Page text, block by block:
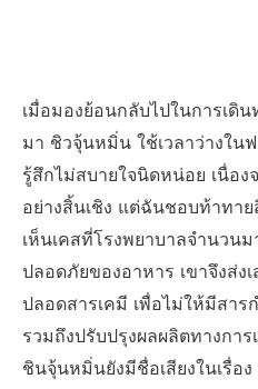
เมื่อมองย้อนกลับไปในการเดิ
มา ชิวจุ้นหมิ่น ใช้เวลาว่างใน
รู้สึกไม่สบายใจนิดหน่อย เนื่อง
อย่างสิ้นเชิง แต่ฉันชอบท้าทาย
เห็นเคสที่โรงพยาบาลจำนวน
ปลอดภัยของอาหาร เขาจึงส่ง
ปลอดสารเคมี เพื่อไม่ให้มีสาร
รวมถึงปรับปรุงผลผลิตทางกา
ชินจุ้นหมิ่นยังมีชื่อเสียงในเรื่อ